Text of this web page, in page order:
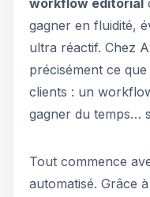
workflow éditorial
gagner en fluidité,
ultra réactif. Chez
précisément ce
clients : un
gagner du temps…
Tout commence
automatisé. Grâce